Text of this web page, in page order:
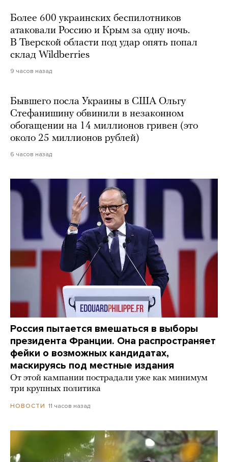
Более 600 украинских беспилотников
атаковали Россию и Крым за одну ночь.
В Тверской области под удар опять попал
склад Wildberries
9 часов назад
Бывшего посла Украины в США Ольгу
Стефанишину обвинили в незаконном
обогащении на 14 миллионов гривен (это
около 25 миллионов рублей)
6 часов назад
Россия пытается вмешаться в выборы
президента Франции. Она распространяет
фейки о возможных кандидатах,
маскируясь под местные издания
От этой кампании пострадали уже как минимум
три крупных политика
НОВОСТИ 11 часов назад